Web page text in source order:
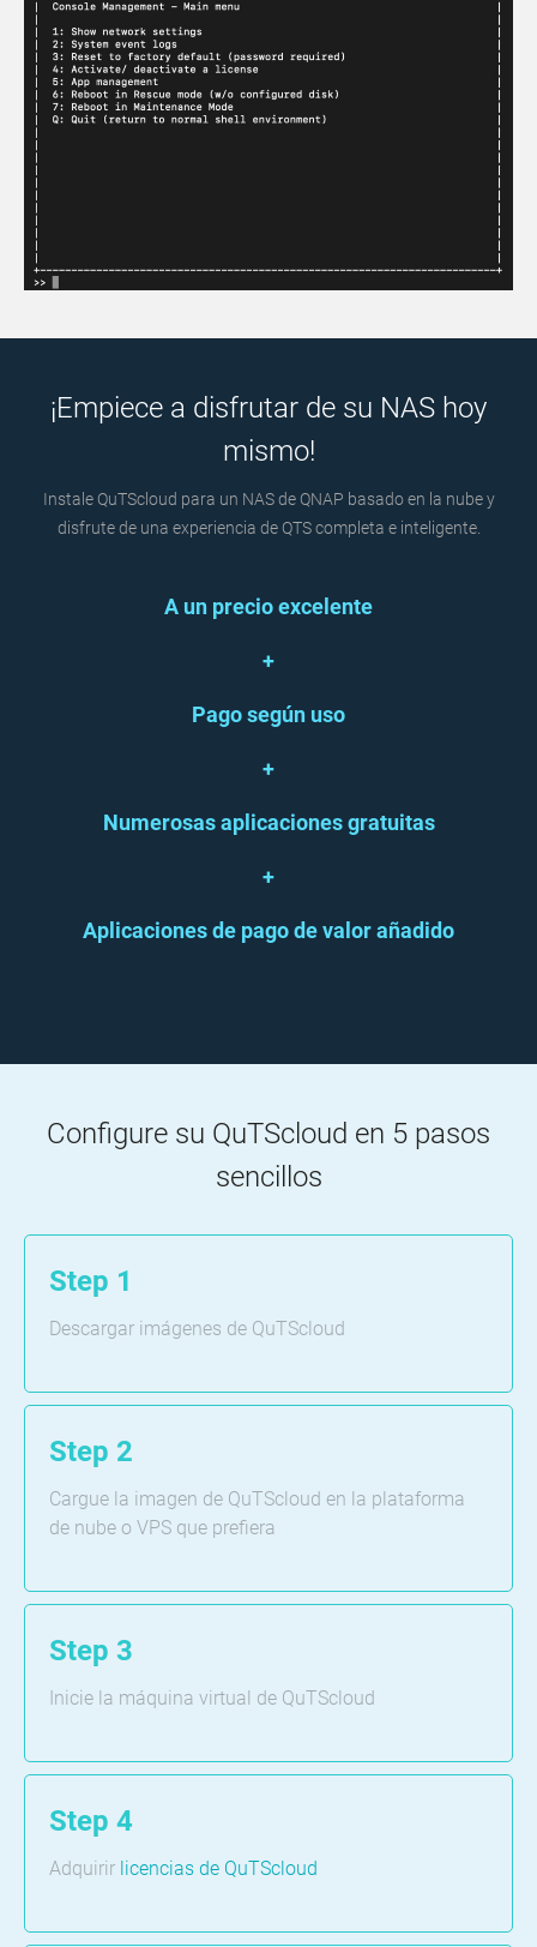
¡Empiece a disfrutar de su NAS hoy
mismo!
Instale QuTScloud para un NAS de QNAP basado en la nube y
disfrute de una experiencia de QTS completa e inteligente.
A un precio excelente
+
Pago según uso
+
Numerosas aplicaciones gratuitas
+
Aplicaciones de pago de valor añadido
Configure su QuTScloud en 5 pasos
sencillos
Step 1
Descargar imágenes de QuTScloud
Step 2
Cargue la imagen de QuTScloud en la plataforma
de nube o VPS que prefiera
Step 3
Inicie la máquina virtual de QuTScloud
Step 4
Adquirir licencias de QuTScloud